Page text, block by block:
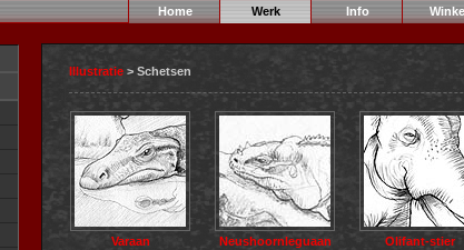
Info
Werk
Home
Illustratie > Schetsen
Varaan Neushoornleguaan Olifant-stier